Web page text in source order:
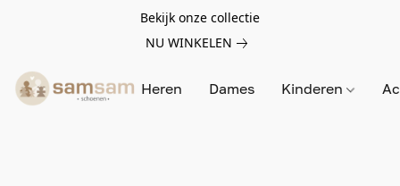
Bekijk onze collectie
NU WINKELEN
Heren Dames Kinderen